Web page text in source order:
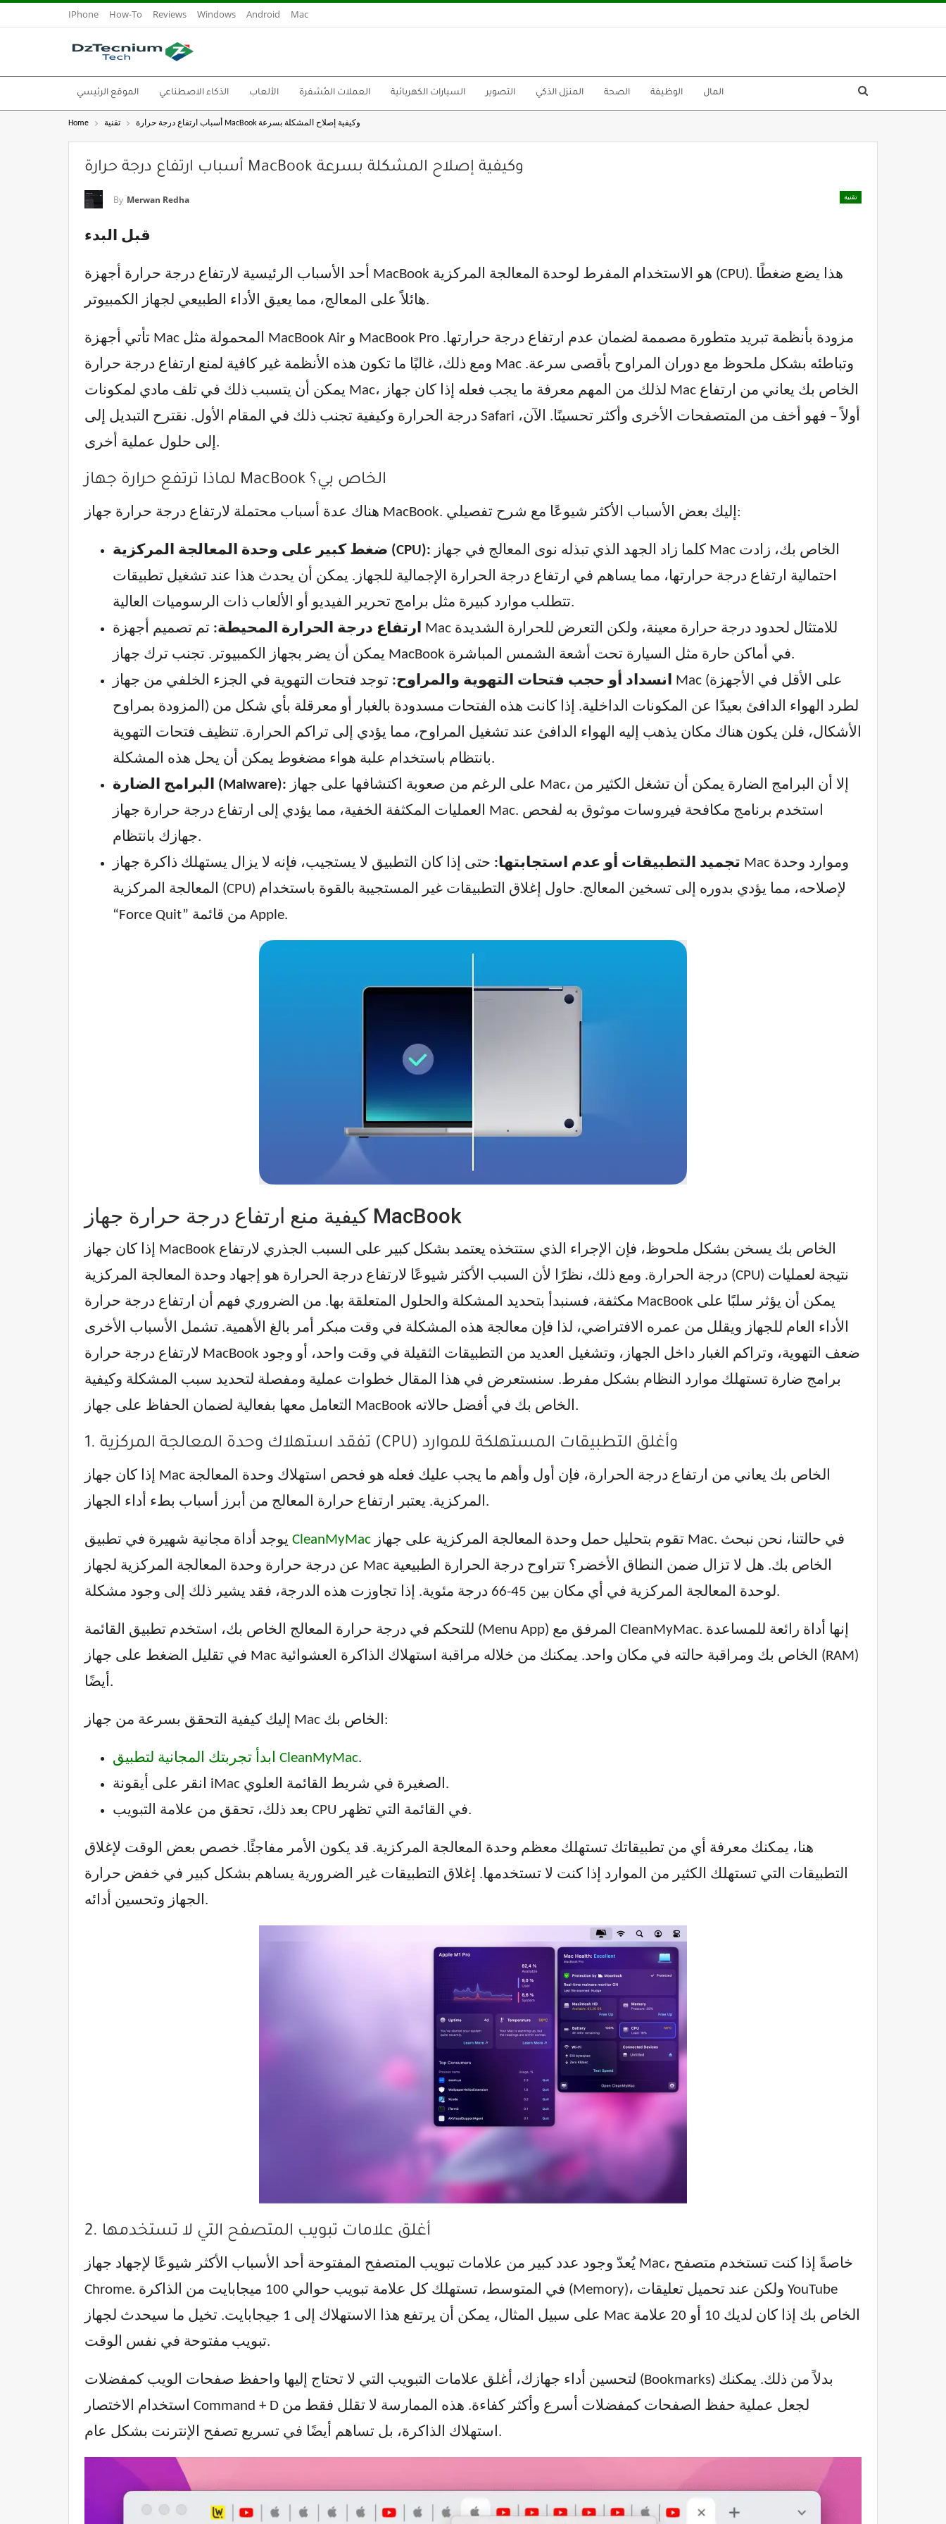
IPhone How-To Reviews Windows Android Mac
الموقع الرئيسي الذكاء الاصطناعي الألعاب العملات المُشفرة السيارات الكهربائية التصوير المنزل الذكي الصحة الوظيفة المال
Home تقنية أسباب ارتفاع درجة حرارة MacBook وكيفية إصلاح المشكلة بسرعة
أسباب ارتفاع درجة حرارة MacBook وكيفية إصلاح المشكلة بسرعة
تقنية By Merwan Redha
قبل البدء
أحد الأسباب الرئيسية لارتفاع درجة حرارة أجهزة MacBook هو الاستخدام المفرط لوحدة المعالجة المركزية (CPU). هذا يضع ضغطًا
هائلاً على المعالج، مما يعيق الأداء الطبيعي لجهاز الكمبيوتر.
تأتي أجهزة Mac المحمولة مثل MacBook Air و MacBook Pro مزودة بأنظمة تبريد متطورة مصممة لضمان عدم ارتفاع درجة حرارتها.
ومع ذلك، غالبًا ما تكون هذه الأنظمة غير كافية لمنع ارتفاع درجة حرارة Mac وتباطئه بشكل ملحوظ مع دوران المراوح بأقصى سرعة.
يمكن أن يتسبب ذلك في تلف مادي لمكونات Mac، لذلك من المهم معرفة ما يجب فعله إذا كان جهاز Mac الخاص بك يعاني من ارتفاع
درجة الحرارة وكيفية تجنب ذلك في المقام الأول. نقترح التبديل إلى Safari أولاً – فهو أخف من المتصفحات الأخرى وأكثر تحسينًا. الآن،
إلى حلول عملية أخرى.
لماذا ترتفع حرارة جهاز MacBook الخاص بي؟
هناك عدة أسباب محتملة لارتفاع درجة حرارة جهاز MacBook. إليك بعض الأسباب الأكثر شيوعًا مع شرح تفصيلي:
ضغط كبير على وحدة المعالجة المركزية (CPU):
احتمالية ارتفاع درجة حرارتها، مما يساهم في ارتفاع درجة الحرارة الإجمالية للجهاز. يمكن أن يحدث هذا عند تشغيل تطبيقات
تتطلب موارد كبيرة مثل برامج تحرير الفيديو أو الألعاب ذات الرسوميات العالية.
ارتفاع درجة الحرارة المحيطة: تم تصميم أجهزة Mac للامتثال لحدود درجة حرارة معينة، ولكن التعرض للحرارة الشديدة
يمكن أن يضر بجهاز الكمبيوتر. تجنب ترك جهاز MacBook في أماكن حارة مثل السيارة تحت أشعة الشمس المباشرة.
انسداد أو حجب فتحات التهوية والمراوح: توجد فتحات التهوية في الجزء الخلفي من جهاز Mac (على الأقل في الأجهزة
المزودة بمراوح) لطرد الهواء الدافئ بعيدًا عن المكونات الداخلية. إذا كانت هذه الفتحات مسدودة بالغبار أو معرقلة بأي شكل من
الأشكال، فلن يكون هناك مكان يذهب إليه الهواء الدافئ عند تشغيل المراوح، مما يؤدي إلى تراكم الحرارة. تنظيف فتحات التهوية
بانتظام باستخدام علبة هواء مضغوط يمكن أن يحل هذه المشكلة.
البرامج الضارة (Malware):
العمليات المكثفة الخفية، مما يؤدي إلى ارتفاع درجة حرارة جهاز Mac. استخدم برنامج مكافحة فيروسات موثوق به لفحص
جهازك بانتظام.
تجميد التطبيقات أو عدم استجابتها: حتى إذا كان التطبيق لا يستجيب، فإنه لا يزال يستهلك ذاكرة جهاز Mac وموارد وحدة
المعالجة المركزية (CPU) لإصلاحه، مما يؤدي بدوره إلى تسخين المعالج. حاول إغلاق التطبيقات غير المستجيبة بالقوة باستخدام
“Force Quit” من قائمة Apple.
كيفية منع ارتفاع درجة حرارة جهاز MacBook
إذا كان جهاز MacBook الخاص بك يسخن بشكل ملحوظ، فإن الإجراء الذي ستتخذه يعتمد بشكل كبير على السبب الجذري لارتفاع
درجة الحرارة. ومع ذلك، نظرًا لأن السبب الأكثر شيوعًا لارتفاع درجة الحرارة هو إجهاد وحدة المعالجة المركزية (CPU) نتيجة لعمليات
مكثفة، فسنبدأ بتحديد المشكلة والحلول المتعلقة بها. من الضروري فهم أن ارتفاع درجة حرارة MacBook يمكن أن يؤثر سلبًا على
الأداء العام للجهاز ويقلل من عمره الافتراضي، لذا فإن معالجة هذه المشكلة في وقت مبكر أمر بالغ الأهمية. تشمل الأسباب الأخرى
لارتفاع درجة حرارة MacBook ضعف التهوية، وتراكم الغبار داخل الجهاز، وتشغيل العديد من التطبيقات الثقيلة في وقت واحد، أو وجود
برامج ضارة تستهلك موارد النظام بشكل مفرط. سنستعرض في هذا المقال خطوات عملية ومفصلة لتحديد سبب المشكلة وكيفية
التعامل معها بفعالية لضمان الحفاظ على جهاز MacBook الخاص بك في أفضل حالاته.
1. تفقد استهلاك وحدة المعالجة المركزية (CPU) وأغلق التطبيقات المستهلكة للموارد
إذا كان جهاز Mac الخاص بك يعاني من ارتفاع درجة الحرارة، فإن أول وأهم ما يجب عليك فعله هو فحص استهلاك وحدة المعالجة
المركزية. يعتبر ارتفاع حرارة المعالج من أبرز أسباب بطء أداء الجهاز.
CleanMyMac
عن درجة حرارة وحدة المعالجة المركزية لجهاز Mac الخاص بك. هل لا تزال ضمن النطاق الأخضر؟ تتراوح درجة الحرارة الطبيعية
لوحدة المعالجة المركزية في أي مكان بين 45-66 درجة مئوية. إذا تجاوزت هذه الدرجة، فقد يشير ذلك إلى وجود مشكلة.
للتحكم في درجة حرارة المعالج الخاص بك، استخدم تطبيق القائمة (Menu App) المرفق مع CleanMyMac. إنها أداة رائعة للمساعدة
في تقليل الضغط على جهاز Mac الخاص بك ومراقبة حالته في مكان واحد. يمكنك من خلاله مراقبة استهلاك الذاكرة العشوائية (RAM)
أيضًا.
إليك كيفية التحقق بسرعة من جهاز Mac الخاص بك:
ابدأ تجربتك المجانية لتطبيق CleanMyMac.
انقر على أيقونة iMac الصغيرة في شريط القائمة العلوي.
بعد ذلك، تحقق من علامة التبويب CPU في القائمة التي تظهر.
هنا، يمكنك معرفة أي من تطبيقاتك تستهلك معظم وحدة المعالجة المركزية. قد يكون الأمر مفاجئًا. خصص بعض الوقت لإغلاق
التطبيقات التي تستهلك الكثير من الموارد إذا كنت لا تستخدمها. إغلاق التطبيقات غير الضرورية يساهم بشكل كبير في خفض حرارة
الجهاز وتحسين أدائه.
2. أغلق علامات تبويب المتصفح التي لا تستخدمها
يُعدّ وجود عدد كبير من علامات تبويب المتصفح المفتوحة أحد الأسباب الأكثر شيوعًا لإجهاد جهاز Mac، خاصةً إذا كنت تستخدم متصفح
Chrome. في المتوسط، تستهلك كل علامة تبويب حوالي 100 ميجابايت من الذاكرة (Memory)، ولكن عند تحميل تعليقات YouTube
على سبيل المثال، يمكن أن يرتفع هذا الاستهلاك إلى 1 جيجابايت. تخيل ما سيحدث لجهاز Mac الخاص بك إذا كان لديك 10 أو 20 علامة
تبويب مفتوحة في نفس الوقت.
لتحسين أداء جهازك، أغلق علامات التبويب التي لا تحتاج إليها واحفظ صفحات الويب كمفضلات (Bookmarks) بدلاً من ذلك. يمكنك
استخدام الاختصار Command + D لجعل عملية حفظ الصفحات كمفضلات أسرع وأكثر كفاءة. هذه الممارسة لا تقلل فقط من
استهلاك الذاكرة، بل تساهم أيضًا في تسريع تصفح الإنترنت بشكل عام.